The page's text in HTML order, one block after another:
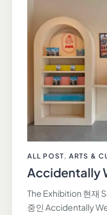
ALL POST,ARTS &
Accidentally
The Exhibition 현재
중인 Accidentally